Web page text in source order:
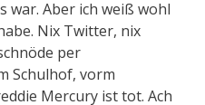
war. Aber ich weiß wohl
Nix Twitter, nix
per
Schulhof, vorm
Mercury ist tot. Ach